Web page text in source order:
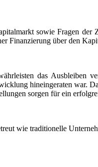
sowie Fragen
Finanzierung über den
das Ausbleiben
hineingeraten war.
sorgen für ein
wie traditionelle